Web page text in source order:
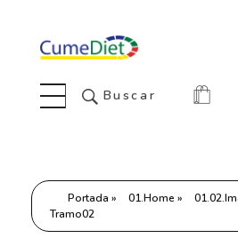
Buscar
Portada » 01.Home »
Tramo02